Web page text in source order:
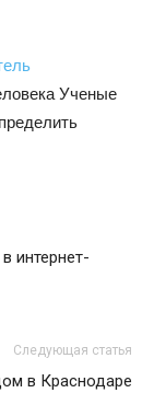
Ученые
интернет-
Следующая статья
в Краснодаре